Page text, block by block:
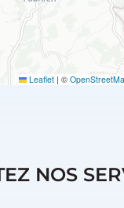
Leaflet | ©
NOS